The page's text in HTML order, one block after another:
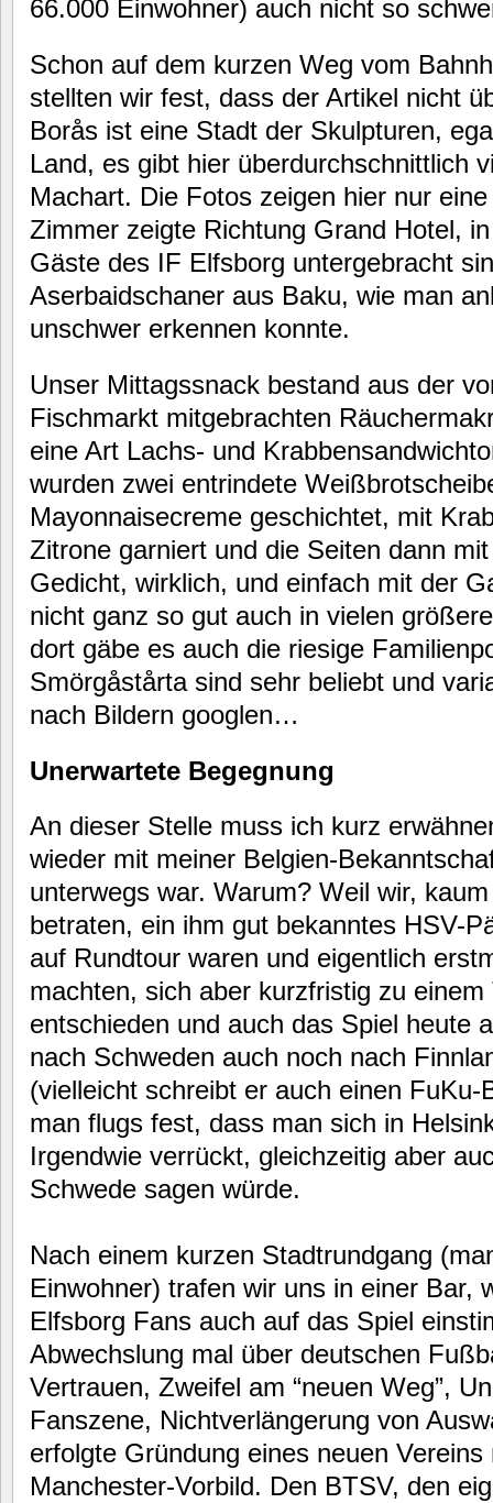
66.000 Einwohner) auch nicht so
Schon auf dem kurzen Weg vom
stellten wir fest, dass der Artikel nicht
Borås ist eine Stadt der Skulpturen,
Land, es gibt hier überdurchschnittlich
Machart. Die Fotos zeigen hier nur
Zimmer zeigte Richtung Grand Hotel,
Gäste des IF Elfsborg untergebracht
Aserbaidschaner aus Baku, wie man
unschwer erkennen konnte.
Unser Mittagssnack bestand aus der
Fischmarkt mitgebrachten
eine Art Lachs- und
wurden zwei entrindete
Mayonnaisecreme geschichtet, mit
Zitrone garniert und die Seiten dann
Gedicht, wirklich, und einfach mit der
nicht ganz so gut auch in vielen
dort gäbe es auch die riesige
Smörgåstårta sind sehr beliebt und
nach Bildern googlen…
Unerwartete Begegnung
An dieser Stelle muss ich kurz
wieder mit meiner Belgien-
unterwegs war. Warum? Weil wir,
betraten, ein ihm gut bekanntes HSV-
auf Rundtour waren und eigentlich
machten, sich aber kurzfristig zu
entschieden und auch das Spiel heute
nach Schweden auch noch nach
(vielleicht schreibt er auch einen
man flugs fest, dass man sich in
Irgendwie verrückt, gleichzeitig aber
Schwede sagen würde.
Nach einem kurzen Stadtrundgang
Einwohner) trafen wir uns in einer Bar,
Elfsborg Fans auch auf das Spiel
Abwechslung mal über deutschen
Vertrauen, Zweifel am “neuen Weg”,
Fanszene, Nichtverlängerung von
erfolgte Gründung eines neuen
Manchester-Vorbild. Den BTSV, den